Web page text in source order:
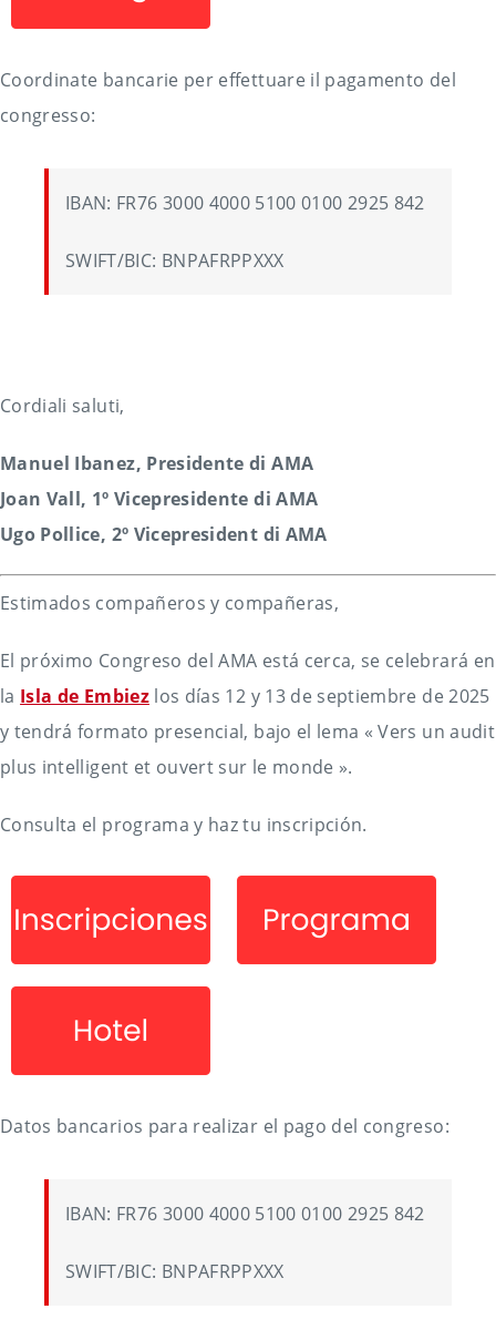
Coordinate bancarie per effettuare il pagamento del
congresso:
IBAN: FR76 3000 4000 5100 0100 2925 842
SWIFT/BIC: BNPAFRPPXXX
Cordiali saluti,
Manuel Ibanez, Presidente di AMA
Joan Vall, 1º Vicepresidente di AMA
Ugo Pollice, 2º Vicepresident di AMA
Estimados compañeros y compañeras,
El próximo Congreso del AMA está cerca, se celebrará en
la Isla de Embiezlos días 12 y 13 de septiembre de 2025
y tendrá formato presencial, bajo el lema « Vers un audit
plus intelligent et ouvert sur le monde ».
Consulta el programa y haz tu inscripción.
Datos bancarios para realizar el pago del congreso:
IBAN: FR76 3000 4000 5100 0100 2925 842
SWIFT/BIC: BNPAFRPPXXX